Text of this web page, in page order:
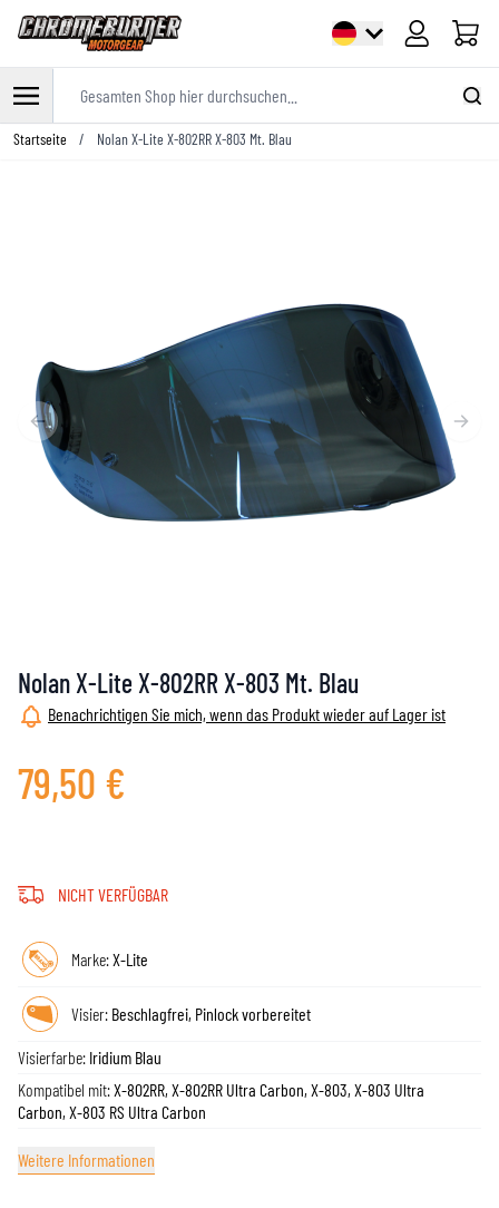
Zum Inhalt springen
Startseite / Nolan X-Lite X-802RR X-803 Mt. Blau
Nolan X-Lite X-802RR X-803 Mt. Blau
Benachrichtigen Sie mich, wenn das Produkt wieder auf Lager ist
79,50 €
NICHT VERFÜGBAR
Marke:X-Lite
Visier: Beschlagfrei, Pinlock vorbereitet
Visierfarbe: Iridium Blau
Kompatibel mit:X-802RR, X-802RR Ultra Carbon, X-803, X-803 Ultra
Carbon, X-803 RS Ultra Carbon
Weitere Informationen